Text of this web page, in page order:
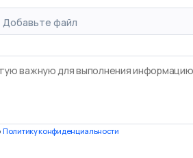
Добавьте файл
Политику конфиденциальности